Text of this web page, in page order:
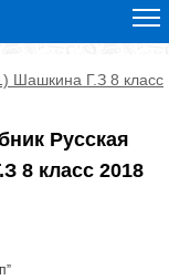
Шашкина Г.З 8 класс
Русская
8 класс 2018